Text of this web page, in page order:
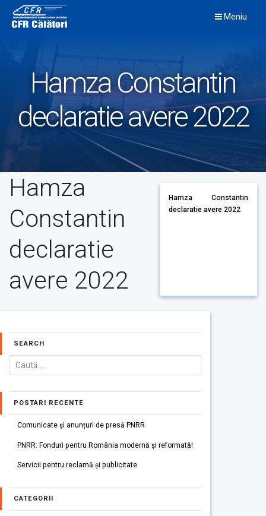
content
Meniu
Hamza Constantin
declaratie avere 2022
Hamza
Constantin
declaratie
avere 2022
Hamza Constantin
declaratie avere 2022
SEARCH
POSTARI RECENTE
Comunicate și anunțuri de presă PNRR
PNRR: Fonduri pentru România modernă și reformată!
Servicii pentru reclamă și publicitate
CATEGORII